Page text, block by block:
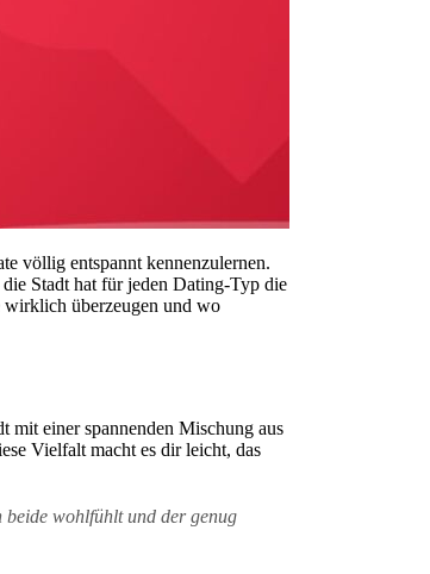
völlig entspannt kennenzulernen.
Stadt hat für jeden Dating-Typ die
wirklich überzeugen und wo
mit einer spannenden Mischung aus
Vielfalt macht es dir leicht, das
wohlfühlt und der genug